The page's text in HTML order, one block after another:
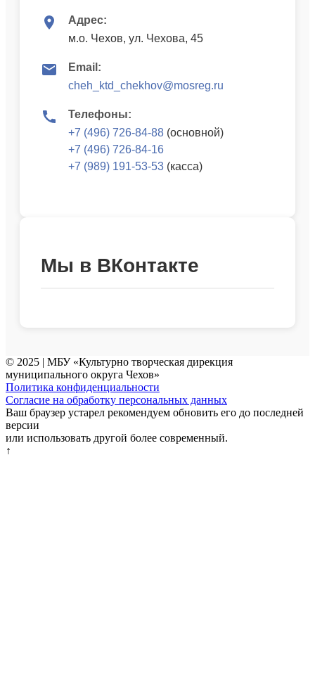
Адрес:
м.о. Чехов, ул. Чехова, 45
Email:
cheh_ktd_chekhov@mosreg.ru
Телефоны:
+7 (496) 726-84-88 (основной)
+7 (496) 726-84-16
+7 (989) 191-53-53 (касса)
Мы в ВКонтакте
© 2025 | МБУ «Культурно творческая дирекция
муниципального округа Чехов»
Политика конфиденциальности
Согласие на обработку персональных данных
Ваш браузер устарел рекомендуем обновить его до последней
версии
или использовать другой более современный.
↑